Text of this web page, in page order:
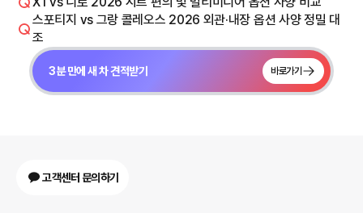
스포티지 vs 그랑 콜레오스 2026 외관·내장 옵션 사양 정밀 대
조
3분 만에 새 차 견적받기 바로가기
고객센터 문의하기